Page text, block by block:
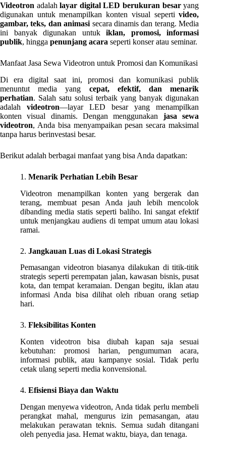
Videotron adalahlayar digital LED berukuran besaryang
digunakan untuk menampilkan konten visual sepertivideo,
gambar, teks, dan animasi secara dinamis dan terang. Media
ini banyak digunakan untukiklan, promosi, informasi
publik, hingga penunjang acara seperti konser atau seminar.
Manfaat Jasa Sewa Videotron untuk Promosi dan Komunikasi
Di era digital saat ini, promosi dan komunikasi publik
menuntut media yang cepat, efektif, dan menarik
perhatian. Salah satu solusi terbaik yang banyak digunakan
adalahvideotron—layar LED besar yang menampilkan
konten visual dinamis. Dengan menggunakan jasa sewa
videotron, Anda bisa menyampaikan pesan secara maksimal
tanpa harus berinvestasi besar.
Berikut adalah berbagai manfaat yang bisa Anda dapatkan:
1. Menarik Perhatian Lebih Besar
Videotron menampilkan konten yang bergerak dan
terang, membuat pesan Anda jauh lebih mencolok
dibanding media statis seperti baliho. Ini sangat efektif
untuk menjangkau audiens di tempat umum atau lokasi
ramai.
2. Jangkauan Luas di Lokasi Strategis
Pemasangan videotron biasanya dilakukan di titik-titik
strategis seperti perempatan jalan, kawasan bisnis, pusat
kota, dan tempat keramaian. Dengan begitu, iklan atau
informasi Anda bisa dilihat oleh ribuan orang setiap
hari.
3. Fleksibilitas Konten
Konten videotron bisa diubah kapan saja sesuai
kebutuhan: promosi harian, pengumuman acara,
informasi publik, atau kampanye sosial. Tidak perlu
cetak ulang seperti media konvensional.
4. Efisiensi Biaya dan Waktu
Dengan menyewa videotron, Anda tidak perlu membeli
perangkat mahal, mengurus izin pemasangan, atau
melakukan perawatan teknis. Semua sudah ditangani
oleh penyedia jasa. Hemat waktu, biaya, dan tenaga.